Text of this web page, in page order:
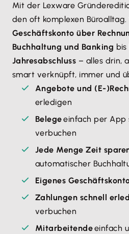
Mit der Lexware
den oft komplexen
Geschäftskonto über
Buchhaltung und Banking
Jahresabschluss – alles drin,
smart verknüpft, immer und
Angebote und (E-
erledigen
Belegeeinfach per App
verbuchen
Jede Menge Zeit
automatischer
Eigenes
Zahlungen schnell
verbuchen
Mitarbeitendeeinfach